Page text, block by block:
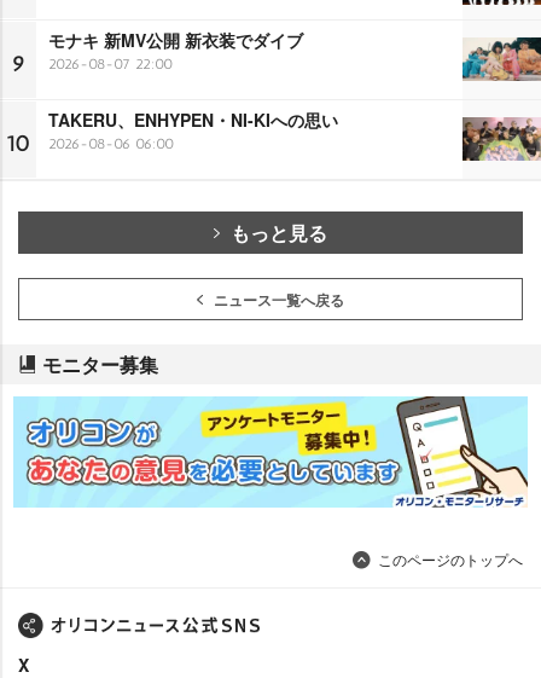
9
モナキ 新MV公開 新衣装でダイブ
2026-08-07 22:00
10
TAKERU、ENHYPEN・NI-KIへの思い
2026-08-06 06:00
もっと見る
ニュース一覧へ戻る
モニター募集
このページのトップへ
X